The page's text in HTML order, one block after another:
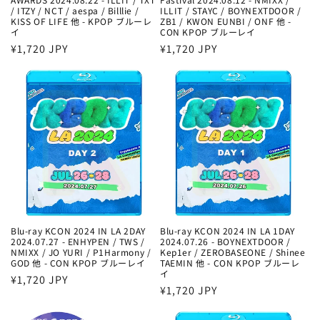
/ ITZY / NCT / aespa / Billlie /
KISS OF LIFE 他 - KPOP ブルーレ
イ
通
¥1,720 JPY
ILLIT / STAYC / BOYNEXTDOOR /
ZB1 / KWON EUNBI / ONF 他 -
CON KPOP ブルーレイ
通
¥1,720 JPY
Blu-ray KCON 2024 IN LA 2DAY
2024.07.27 - ENHYPEN / TWS /
NMIXX / JO YURI / P1Harmony /
GOD 他 - CON KPOP ブルーレイ
通
¥1,720 JPY
Blu-ray KCON 2024 IN LA 1DAY
2024.07.26 - BOYNEXTDOOR /
Kep1er / ZEROBASEONE / Shinee
TAEMIN 他 - CON KPOP ブルーレ
イ
通
¥1,720 JPY